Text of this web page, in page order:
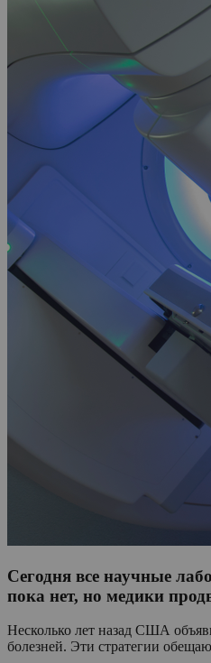
Сегодня все научные
пока нет, но медики
Несколько лет назад США
болезней. Эти стратегии